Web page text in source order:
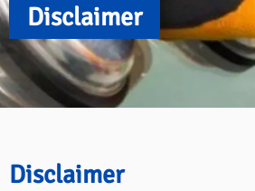
Disclaimer
Disclaimer